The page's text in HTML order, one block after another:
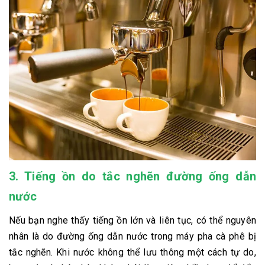
3.Tiếng ồn do tắc nghẽn đường ống dẫn
nước
Nếu bạn nghe thấy tiếng ồn lớn và liên tục, có thể nguyên
nhân là do đường ống dẫn nước trong máy pha cà phê bị
tắc nghẽn. Khi nước không thể lưu thông một cách tự do,